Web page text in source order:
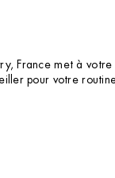
France met à
pour votre